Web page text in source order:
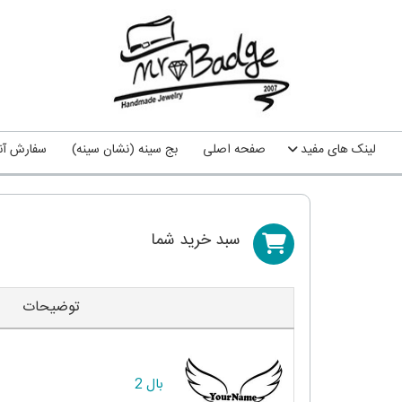
لینک های مفید صفحه اصلی بج سینه (نشان سینه) سفارش
سبد خريد شما
توضیحات
بال 2